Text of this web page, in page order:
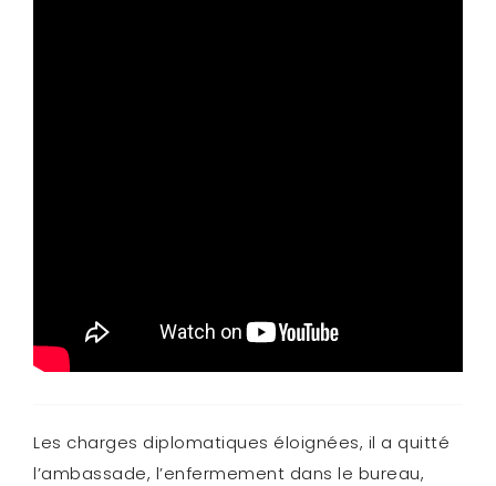
Les charges diplomatiques éloignées, il a quitté
l’ambassade, l’enfermement dans le bureau,